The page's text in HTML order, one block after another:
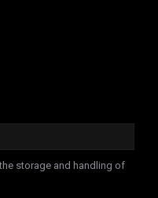
storage and handling of